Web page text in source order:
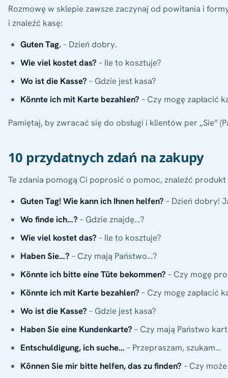
Rozmowę w sklepie zawsze zaczynaj od powitania i
i znaleźć kasę:
Guten Tag.– Dzień dobry.
Wie viel kostet das? – Ile to kosztuje?
Wo ist die Kasse? – Gdzie jest kasa?
Könnte ich mit Karte bezahlen? – Czy mogę zapłacić
Pamiętaj, by zwracać się do obsługi i klientów per „Sie”
10 przydatnych zdań na zakupy
Te zdania pomogą Ci poprosić o pomoc, znaleźć produkt
Guten Tag! Wie kann ich Ihnen helfen? – Dzień dobry!
Wo finde ich…? – Gdzie znajdę…?
Wie viel kostet das? – Ile to kosztuje?
Haben Sie…? – Czy mają Państwo…?
Könnte ich bitte eine Tüte bekommen? – Czy mogę
Könnte ich mit Karte bezahlen? – Czy mogę zapłacić
Wo ist die Kasse? – Gdzie jest kasa?
Haben Sie eine Kundenkarte? – Czy mają Państwo
Entschuldigung, ich suche… – Przepraszam, szukam…
Können Sie mir bitte helfen, das zu finden? – Czy